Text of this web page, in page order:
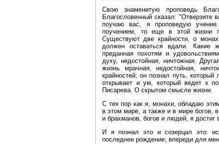
Свою знаменитую проповедь
Благословенный сказал:
поучаю вас, я проповедую
поучением, то еще в этой жизни
Существуют две крайности, о
должен оставаться вдали.
преданная похотям и
духу, недостойная, ничтожная.
жизнь мрачная, недостойная,
крайностей; он познал путь,
открывает и ум, который ведет к
Писарева. О скрытом смысле жизни.
С тех пор как я, монахи, обладаю
в этом мире, а также и в мире богов,
и брахманов, богов и людей, я
И я познал это и созерцал это:
последнее рождение; впереди для